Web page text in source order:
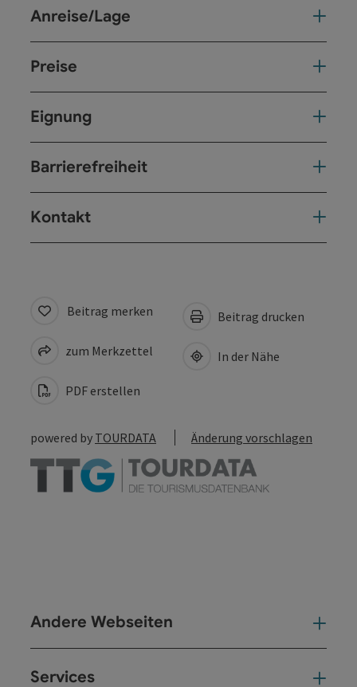
Anreise/Lage
Preise
Eignung
Barrierefreiheit
Kontakt
Beitrag merken
zum Merkzettel
PDF erstellen
Beitrag drucken
In der Nähe
powered by TOURDATA Änderung vorschlagen
Andere Webseiten
Services